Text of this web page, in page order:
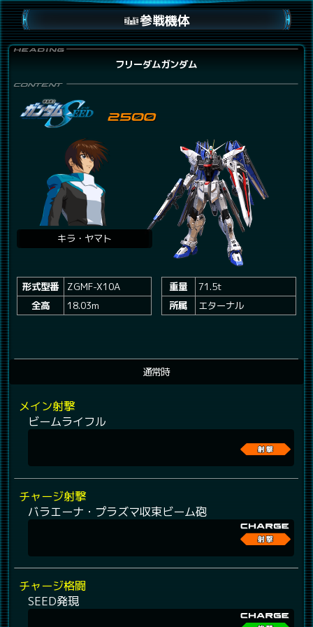
参戦機体
フリーダムガンダム
キラ・ヤマト
形式型番
ZGMF-X10A
全高
18.03m
重量
71.5t
所属
エターナル
通常時
メイン射撃
ビームライフル
チャージ射撃
バラエーナ・プラズマ収束ビーム砲
チャージ格闘
SEED発現